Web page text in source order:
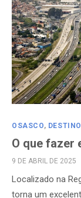
OSASCO,
O que fazer
POSTED
9 DE ABRIL DE 2025
Localizado na
torna um